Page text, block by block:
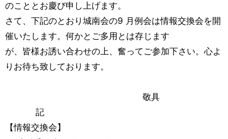
のこととお慶び申し上げます。
さて、下記のとおり城南会の9 月例会は情報交換会を開
催いたします。何かとご多用とは存じます
が、皆様お誘い合わせの上、奮ってご参加下さい。心よ
りお待ち致しております。
敬具
記
【情報交換会】